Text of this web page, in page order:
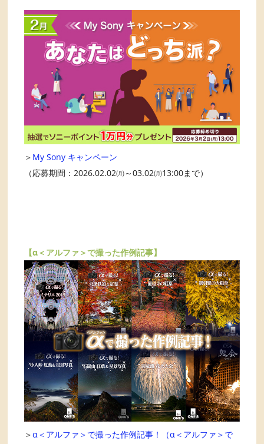
＞ My Sony キャンペーン
（応募期間：2026.02.02㈪～03.02㈪13:00まで）
【α＜アルファ＞で撮った作例記事】
＞α＜アルファ＞で撮った作例記事！（α＜アルファ＞で